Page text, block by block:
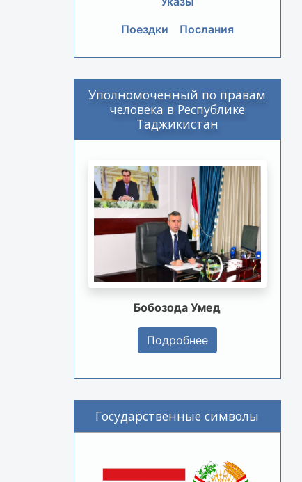
Поездки
Послания
Уполномоченный по правам
человека в Республике
Таджикистан
Бобозода Умед
Подробнее
Государственные символы